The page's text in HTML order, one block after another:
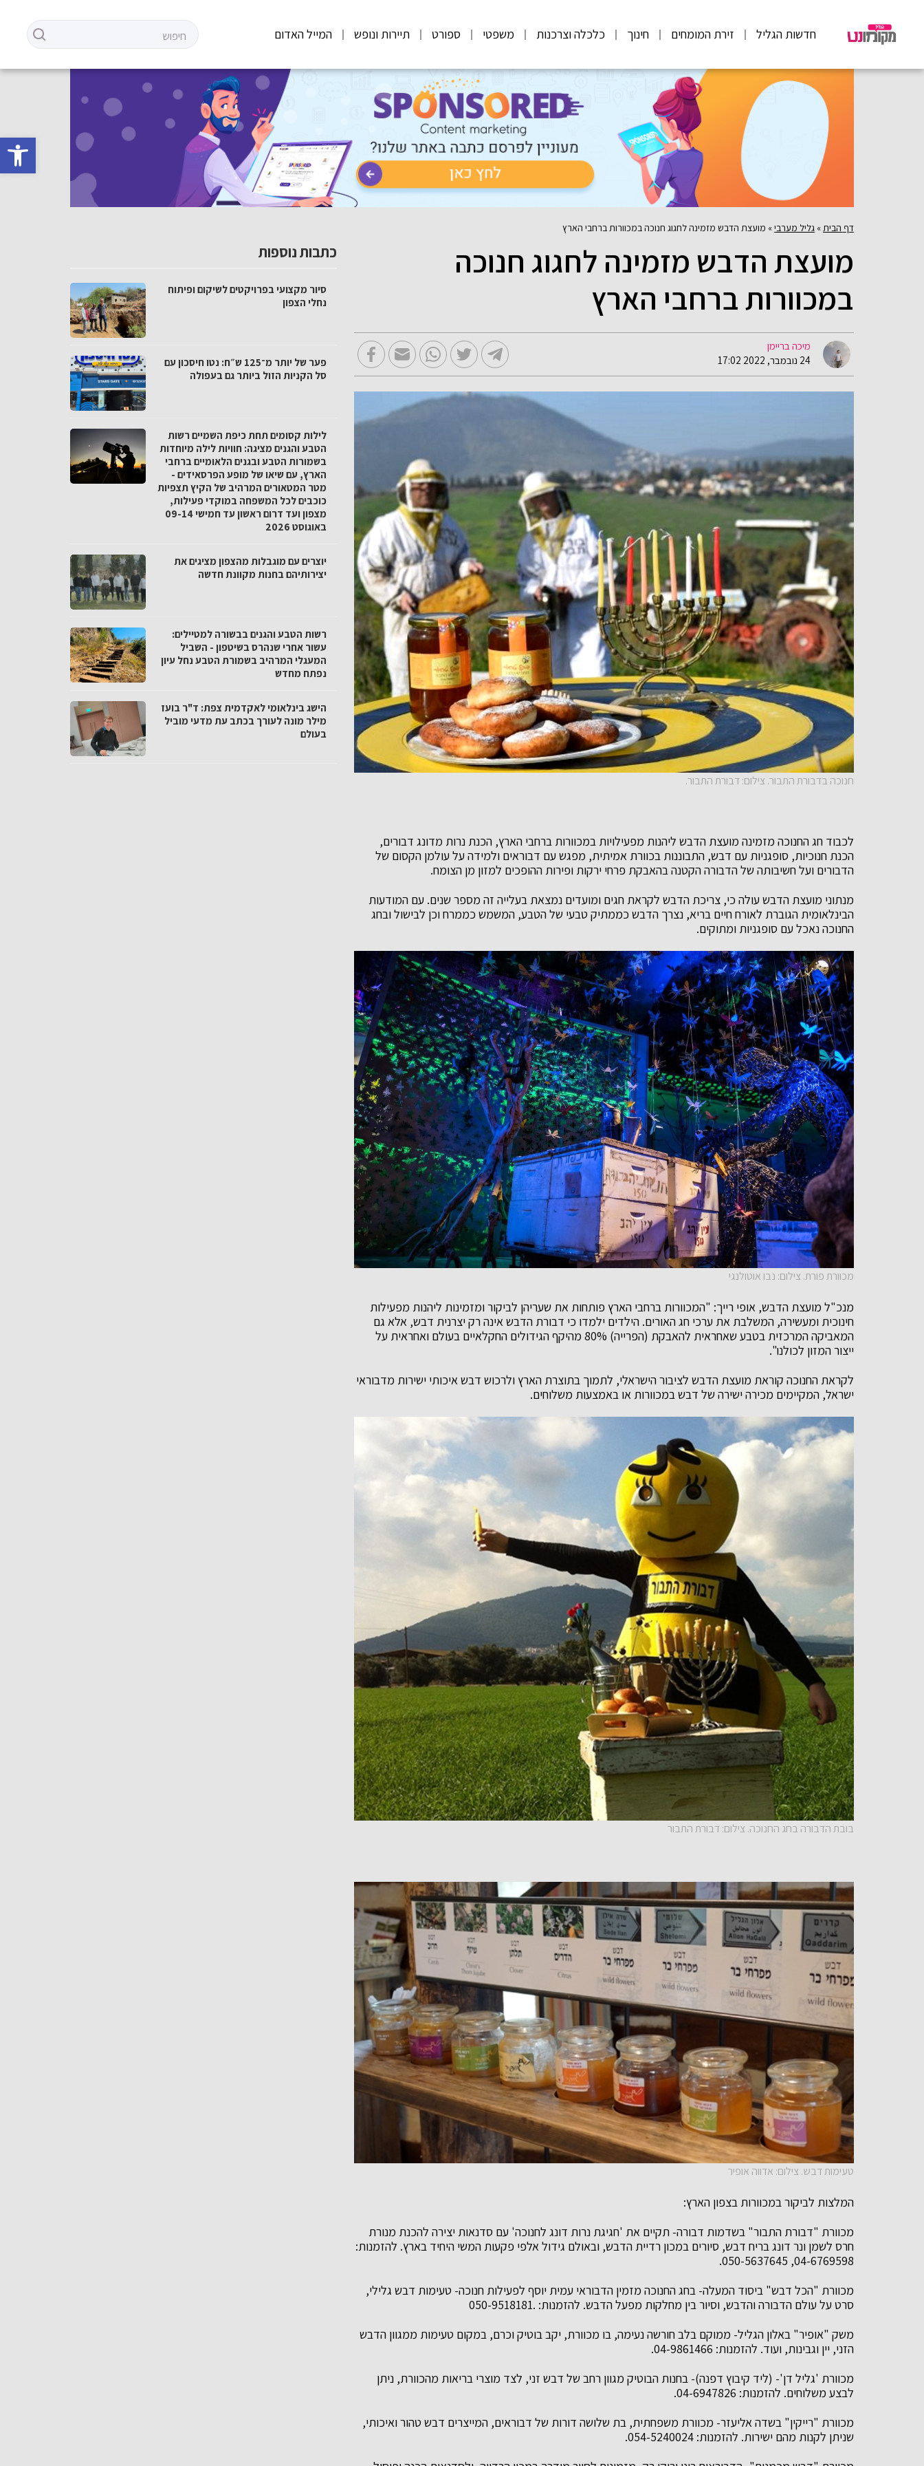
פתח
חדשות הגליל זירת המומחים חינוך כלכלה וצרכנות משפטי ספורט תיירות ונופש המייל האדום
דף הבית » גליל מערבי» מועצת הדבש מזמינה לחגוג חנוכה במכוורות ברחבי הארץ
מועצת הדבש מזמינה לחגוג חנוכה
במכוורות ברחבי הארץ
מיכה בריימן
24 נובמבר, 2022 17:02
חנוכה בדבורת התבור. צילום: דבורת התבור.
לכבוד חג החנוכה מזמינה מועצת הדבש ליהנות מפעילויות במכוורות ברחבי הארץ, הכנת נרות מדונג דבורים,
הכנת חנוכיות, סופגניות עם דבש, התבוננות בכוורת אמיתית, מפגש עם דבוראים ולמידה על עולמן הקסום של
הדבורים ועל חשיבותה של הדבורה הקטנה בהאבקת פרחי ירקות ופירות ההופכים למזון מן הצומח.
מנתוני מועצת הדבש עולה כי, צריכת הדבש לקראת חגים ומועדים נמצאת בעלייה זה מספר שנים. עם המודעות
הבינלאומית הגוברת לאורח חיים בריא, נצרך הדבש כממתיק טבעי של הטבע, המשמש כממרח וכן לבישול ובחג
החנוכה נאכל עם סופגניות ומתוקים.
מכוורת פורת. צילום: נבו אוטולנגי
מנכ"ל מועצת הדבש, אופי רייך: "המכוורות ברחבי הארץ פותחות את שעריהן לביקור ומזמינות ליהנות מפעילות
חינוכית ומעשירה, המשלבת את ערכי חג האורים. הילדים ילמדו כי דבורת הדבש אינה רק יצרנית דבש, אלא גם
המאביקה המרכזית בטבע שאחראית להאבקת (הפרייה) 80% מהיקף הגידולים החקלאיים בעולם ואחראית על
ייצור המזון לכולנו".
לקראת החנוכה קוראת מועצת הדבש לציבור הישראלי, לתמוך בתוצרת הארץ ולרכוש דבש איכותי ישירות מדבוראי
ישראל, המקיימים מכירה ישירה של דבש במכוורות או באמצעות משלוחים.
בובת הדבורה בחג החנוכה. צילום: דבורת התבור
טעימות דבש. צילום: אדווה אופיר
המלצות לביקור במכוורות בצפון הארץ:
מכוורת "דבורת התבור" בשדמות דבורה- תקיים את 'חגיגת נרות דונג לחנוכה' עם סדנאות יצירה להכנת מנורת
חרס לשמן ונר דונג בריח דבש, סיורים במכון רדיית הדבש, ובאולם גידול אלפי פקעות המשי היחיד בארץ. להזמנות:
04-6769598, 050-5637645.
מכוורת "הכל דבש" ביסוד המעלה- בחג החנוכה מזמין הדבוראי עמית יוסף לפעילות חנוכה- טעימות דבש גלילי,
סרט על עולם הדבורה והדבש, וסיור בין מחלקות מפעל הדבש. להזמנות: .050-9518181
משק "אופיר" באלון הגליל- ממוקם בלב חורשה נעימה, בו מכוורת, יקב בוטיק וכרם, במקום טעימות ממגוון הדבש
הזני, יין וגבינות, ועוד. להזמנות: 04-9861466.
מכוורת 'גליל דן'- (ליד קיבוץ דפנה)- בחנות הבוטיק מגוון רחב של דבש זני, לצד מוצרי בריאות מהכוורת, ניתן
לבצע משלוחים. להזמנות: 04-6947826.
מכוורת "רייקין" בשדה אליעזר- מכוורת משפחתית, בת שלושה דורות של דבוראים, המייצרים דבש טהור ואיכותי,
שניתן לקנות מהם ישירות. להזמנות: 054-5240024.
כתבות נוספות
סיור מקצועי בפרויקטים לשיקום ופיתוח
נחלי הצפון
פער של יותר מ־125 ש״ח: נטו חיסכון עם
סל הקניות הזול ביותר גם בעפולה
לילות קסומים תחת כיפת השמיים רשות
הטבע והגנים מציגה: חוויות לילה מיוחדות
בשמורות הטבע ובגנים הלאומיים ברחבי
הארץ, עם שיאו של מופע הפרסאידים -
מטר המטאורים המרהיב של הקיץ תצפיות
כוכבים לכל המשפחה במוקדי פעילות,
מצפון ועד דרום ראשון עד חמישי 09-14
באוגוסט 2026
יוצרים עם מוגבלות מהצפון מציגים את
יצירותיהם בחנות מקוונת חדשה
רשות הטבע והגנים בבשורה למטיילים:
עשור אחרי שנהרס בשיטפון - השביל
המעגלי המרהיב בשמורת הטבע נחל עיון
נפתח מחדש
הישג בינלאומי לאקדמית צפת: ד"ר בועז
מילר מונה לעורך בכתב עת מדעי מוביל
בעולם